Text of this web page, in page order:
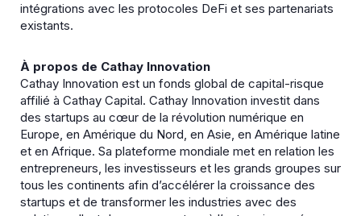
intégrations avec les protocoles DeFi et ses partenariats
existants.
À propos de Cathay Innovation
Cathay Innovation est un fonds global de capital-risque
affilié à Cathay Capital. Cathay Innovation investit dans
des startups au cœur de la révolution numérique en
Europe, en Amérique du Nord, en Asie, en Amérique latine
et en Afrique. Sa plateforme mondiale met en relation les
entrepreneurs, les investisseurs et les grands groupes sur
tous les continents afin d’accélérer la croissance des
startups et de transformer les industries avec des